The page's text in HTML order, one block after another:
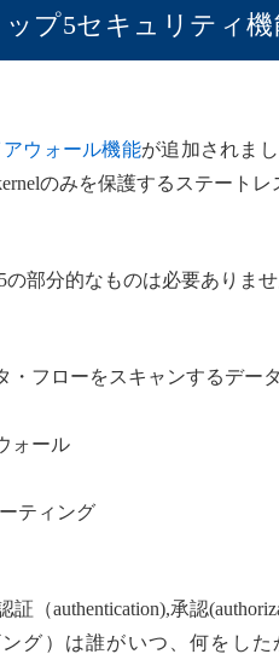
ップ5セキュリティ
ウォール機能が追加されま
のみを保護するステートレ
の部分的なものは必要ありま
・フローをスキャンするデー
ォール
ティング
（authentication),承認
グ）は誰がいつ、何をし